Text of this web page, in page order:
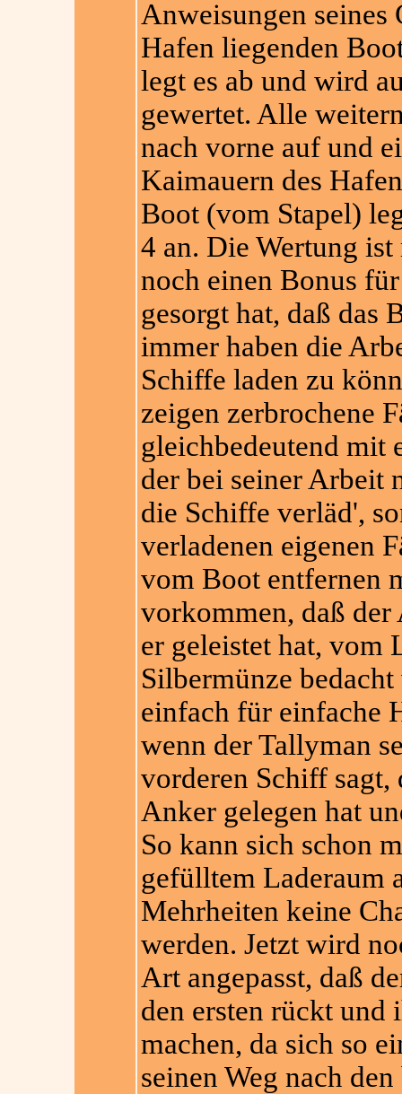
Anweisungen
Hafen liegenden
legt es ab und wird
gewertet. Alle
nach vorne auf und
Kaimauern des
Boot (vom Stapel)
4 an. Die Wertung
noch einen Bonus
gesorgt hat, daß das
immer haben die
Schiffe laden zu
zeigen zerbrochene
gleichbedeutend mit
der bei seiner Arbeit
die Schiffe verläd',
verladenen eigenen
vom Boot entfernen
vorkommen, daß
er geleistet hat, vom
Silbermünze
einfach für einfache
wenn der Tallyman
vorderen Schiff sagt,
Anker gelegen hat
So kann sich schon
gefülltem Laderaum
Mehrheiten keine
werden. Jetzt wird
Art angepasst, daß
den ersten rückt und
machen, da sich so
seinen Weg nach